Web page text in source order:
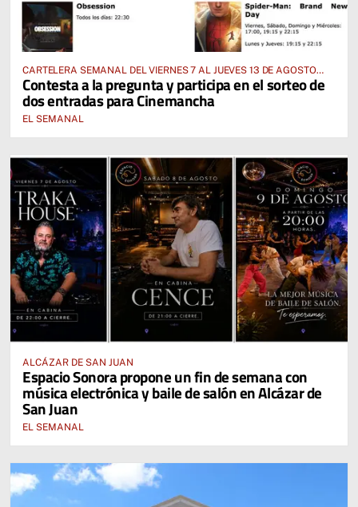
CARTELERA SEMANAL DEL VIERNES 7 AL JUEVES 13 DE AGOSTO
2026
Contesta a la pregunta y participa en el sorteo de
dos entradas para Cinemancha
EL SEMANAL
ALCÁZAR DE SAN JUAN
Espacio Sonora propone un fin de semana con
música electrónica y baile de salón en Alcázar de
San Juan
EL SEMANAL